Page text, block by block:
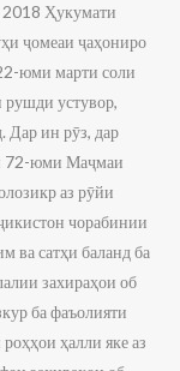
2018 Ҳукумати
ҷомеаи ҷаҳониро
юми марти соли
устувор,
Дар ин рӯз, дар
72-юми Маҷмаи
аз рӯйи
чорабинии
ва сатҳи баланд ба
захираҳои об
ба фаъолияти
ҳалли яке аз